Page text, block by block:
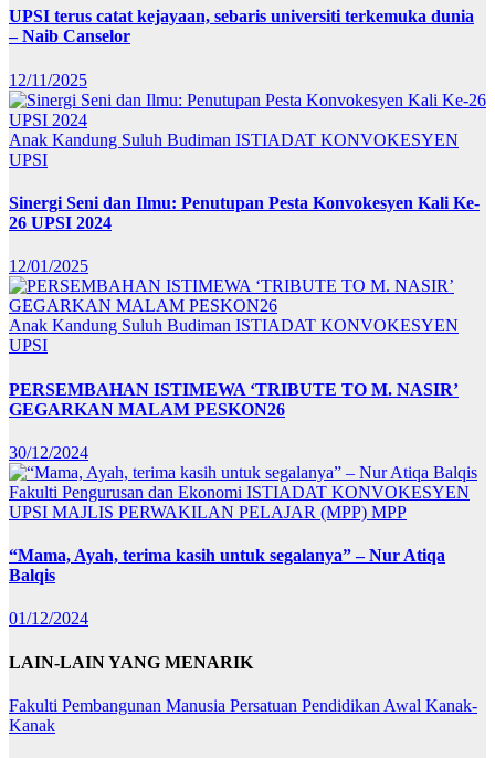
UPSI terus catat kejayaan, sebaris universiti terkemuka dunia
– Naib Canselor
12/11/2025
Anak Kandung Suluh Budiman ISTIADAT KONVOKESYEN
UPSI
Sinergi Seni dan Ilmu: Penutupan Pesta Konvokesyen Kali Ke-
26 UPSI 2024
12/01/2025
Anak Kandung Suluh Budiman ISTIADAT KONVOKESYEN
UPSI
PERSEMBAHAN ISTIMEWA ‘TRIBUTE TO M. NASIR’
GEGARKAN MALAM PESKON26
30/12/2024
Fakulti Pengurusan dan Ekonomi ISTIADAT KONVOKESYEN
UPSI MAJLIS PERWAKILAN PELAJAR (MPP) MPP
“Mama, Ayah, terima kasih untuk segalanya” – Nur Atiqa
Balqis
01/12/2024
LAIN-LAIN YANG MENARIK
Fakulti Pembangunan Manusia Persatuan Pendidikan Awal Kanak-
Kanak